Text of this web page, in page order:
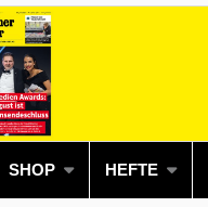
SHOP HEFTE